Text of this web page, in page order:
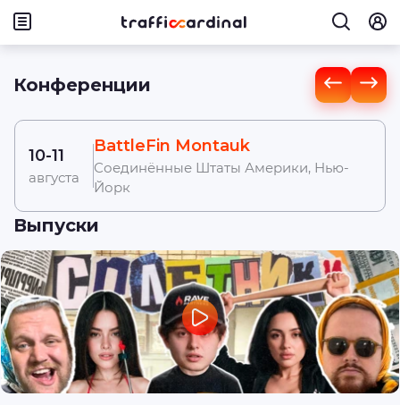
Конференции
10-11
августа
BattleFin Montauk
Соединённые Штаты Америки, Нью-
Йорк
Выпуски